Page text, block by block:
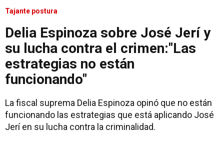
Tajante postura
Delia Espinoza sobre José Jerí y
su lucha contra el crimen:"Las
estrategias no están
funcionando"
La fiscal suprema Delia Espinoza opinó que no están
funcionando las estrategias que está aplicando José
Jerí en su lucha contra la criminalidad.